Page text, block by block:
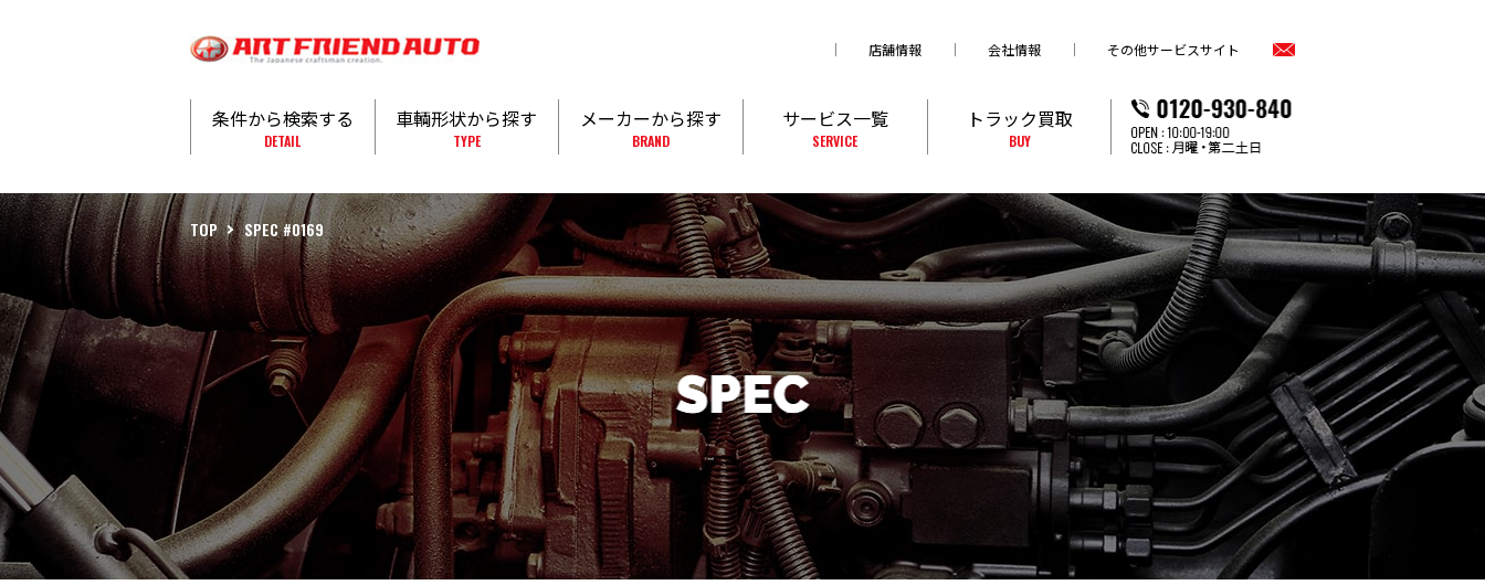
店舗情報 会社情報 その他サービスサイト
条件から検索する
DETAIL
車輌形状から探す
TYPE
メーカーから探す
BRAND
サービス一覧
SERVICE
トラック買取
BUY
TOP SPEC #0169